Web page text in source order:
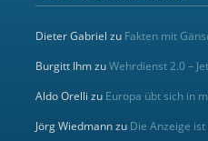
Dieter Gabriel zu Fakten mit
Burgitt IhmzuWehrdienst 2.0 –
Aldo Orelli zu Europa übt sich in
Jörg Wiedmannzu Die Anzeige ist